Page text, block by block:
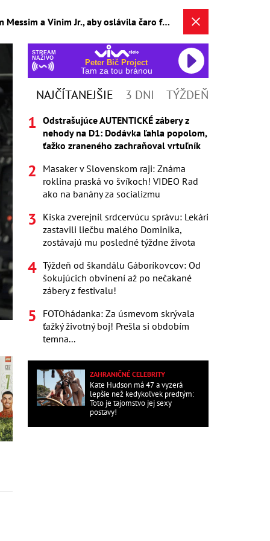
Píšeme dejiny: Spoločnosť LEGO spojila sily s Cristianom Ronaldom, Kylianom Mbappém, Lionelom Messim a Vinim Jr., aby oslávila čaro futbalu - fotografia 5/8
STREAM
NAŽIVO
Peter Bič Project
Tam za tou bránou
NAJČÍTANEJŠIE 3 DNI TÝŽDEŇ
Odstrašujúce AUTENTICKÉ zábery z
nehody na D1: Dodávka ľahla popolom,
ťažko zraneného zachraňoval vrtuľník
Masaker v Slovenskom raji: Známa
roklina praská vo švíkoch! VIDEO Rad
ako na banány za socializmu
Kiska zverejnil srdcervúcu správu: Lekári
zastavili liečbu malého Dominika,
zostávajú mu posledné týždne života
Týždeň od škandálu Gáboríkovcov: Od
šokujúcich obvinení až po nečakané
zábery z festivalu!
FOTOhádanka: Za úsmevom skrývala
ťažký životný boj! Prešla si obdobím
temna...
ZAHRANIČNÉ CELEBRITY
Kate Hudson má 47 a vyzerá
lepšie než kedykoľvek predtým:
Toto je tajomstvo jej sexy
postavy!